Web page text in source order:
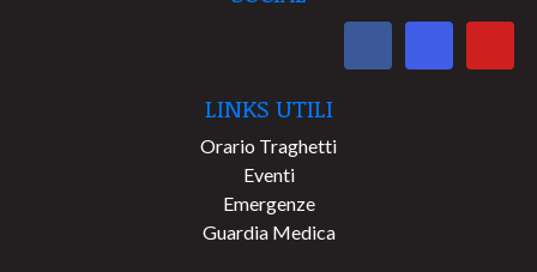
LINKS UTILI
Orario Traghetti
Eventi
Emergenze
Guardia Medica